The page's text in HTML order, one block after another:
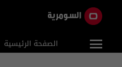
الصفحة الرئيسية